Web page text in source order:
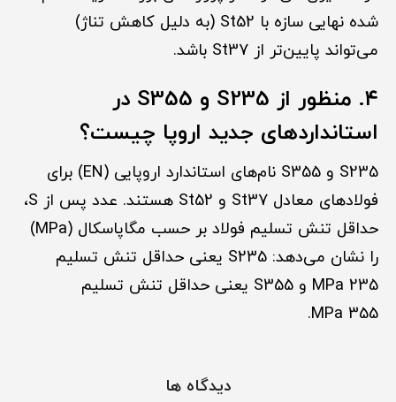
شده نهایی سازه با St52 (به دلیل کاهش تناژ)
می‌تواند پایین‌تر از St37 باشد.
۴. منظور از S235 و S355 در
استانداردهای جدید اروپا چیست؟
S235 و S355 نام‌های استاندارد اروپایی (EN) برای
فولادهای معادل St37 و St52 هستند. عدد پس از S،
حداقل تنش تسلیم فولاد بر حسب مگاپاسکال (MPa)
را نشان می‌دهد: S235 یعنی حداقل تنش تسلیم
235 MPa و S355 یعنی حداقل تنش تسلیم
355 MPa.
دیدگاه ها